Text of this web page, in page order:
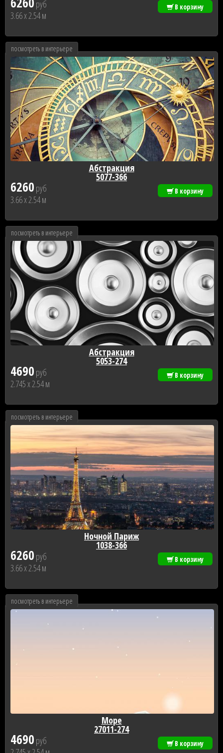
руб
3.66 x 2.54 м
В корзину
посмотреть в интерьере
6260 руб
3.66 x 2.54 м
Абстракция
5077-366
В корзину
посмотреть в интерьере
4690 руб
2.745 x 2.54 м
Абстракция
5053-274
В корзину
посмотреть в интерьере
6260 руб
3.66 x 2.54 м
Ночной Париж
1038-366
В корзину
посмотреть в интерьере
4690 руб
Море
27011-274
В корзину